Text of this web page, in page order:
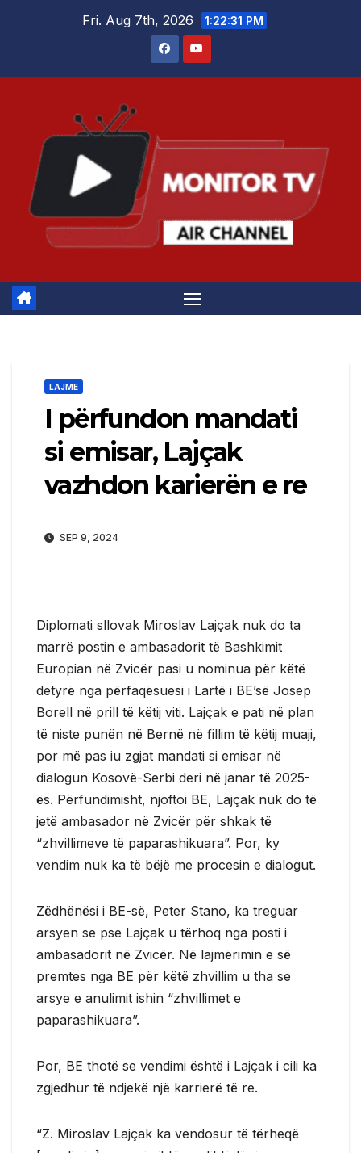
Fri. Aug 7th, 2026 1:22:32 PM
LAJME
I përfundon mandati
si emisar, Lajçak
vazhdon karierën e re
SEP 9, 2024
Diplomati sllovak Miroslav Lajçak nuk do ta
marrë postin e ambasadorit të Bashkimit
Europian në Zvicër pasi u nominua për këtë
detyrë nga përfaqësuesi i Lartë i BE’së Josep
Borell në prill të këtij viti. Lajçak e pati në plan
të niste punën në Bernë në fillim të këtij muaji,
por më pas iu zgjat mandati si emisar në
dialogun Kosovë-Serbi deri në janar të 2025-
ës. Përfundimisht, njoftoi BE, Lajçak nuk do të
jetë ambasador në Zvicër për shkak të
“zhvillimeve të paparashikuara”. Por, ky
vendim nuk ka të bëjë me procesin e dialogut.
Zëdhënësi i BE-së, Peter Stano, ka treguar
arsyen se pse Lajçak u tërhoq nga posti i
ambasadorit në Zvicër. Në lajmërimin e së
premtes nga BE për këtë zhvillim u tha se
arsye e anulimit ishin “zhvillimet e
paparashikuara”.
Por, BE thotë se vendimi është i Lajçak i cili ka
zgjedhur të ndjekë një karrierë të re.
“Z. Miroslav Lajçak ka vendosur të tërheqë